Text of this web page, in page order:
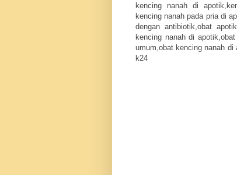
kencing nanah di
kencing nanah pada pria di
dengan antibiotik,obat
kencing nanah di
umum,obat kencing nanah di
k24